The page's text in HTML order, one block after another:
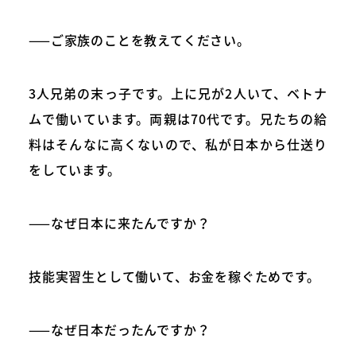
——ご家族のことを教えてください。
3人兄弟の末っ子です。上に兄が2人いて、ベトナ
ムで働いています。両親は70代です。兄たちの給
料はそんなに高くないので、私が日本から仕送り
をしています。
——なぜ日本に来たんですか？
技能実習生として働いて、お金を稼ぐためです。
——なぜ日本だったんですか？